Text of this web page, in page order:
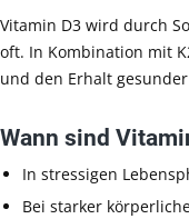
Vitamin D3 wird durch
oft. In Kombination mit
und den Erhalt
Wann sind
In stressigen
Bei starker